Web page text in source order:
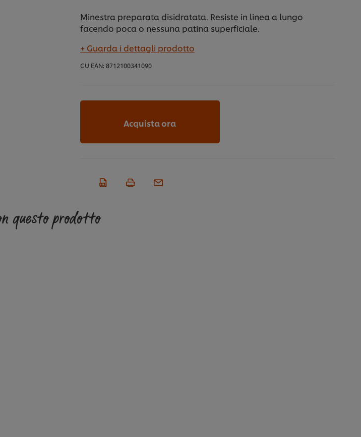
Minestra preparata disidratata. Resiste in linea a lungo
facendo poca o nessuna patina superficiale.
+ Guarda i dettagli prodotto
CU EAN: 8712100341090
Acquista ora
questo prodotto